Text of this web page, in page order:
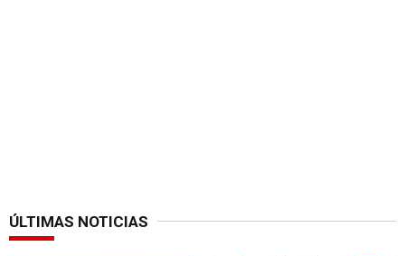
ÚLTIMAS NOTICIAS